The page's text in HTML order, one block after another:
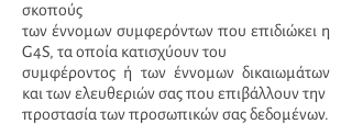
σκοπούς
των έννομων συμφερόντων που επιδιώκει η
G4S, τα οποία κατισχύουν του
συμφέροντος ή των έννομων δικαιωμάτων
και των ελευθεριών σας που επιβάλλουν την
προστασία των προσωπικών σας δεδομένων.